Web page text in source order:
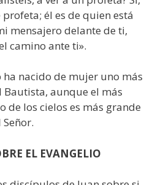
él es de quien está
mensajero delante de ti,
camino ante ti».
ha nacido de mujer uno más
Bautista, aunque el más
de los cielos es más grande
EL EVANGELIO